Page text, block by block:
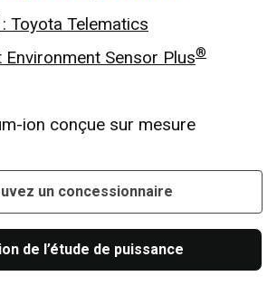
: Toyota Telematics
Environment Sensor Plus®
ion conçue sur mesure
un concessionnaire
de l’étude de puissance